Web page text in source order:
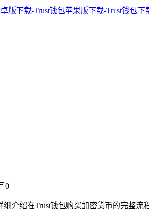
0
细介绍在Trust钱包购买加密货币的完整